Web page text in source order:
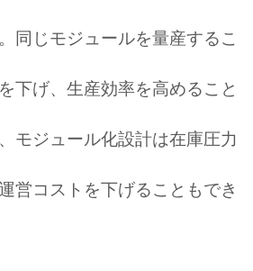
同じモジュールを量産するこ
下げ、生産効率を高めること
モジュール化設計は在庫圧力
営コストを下げることもでき